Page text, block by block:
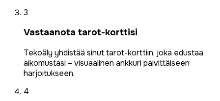
3
Vastaanota tarot-korttisi
Tekoäly yhdistää sinut tarot-korttiin, joka edustaa
aikomustasi – visuaalinen ankkuri päivittäiseen
harjoitukseen.
4